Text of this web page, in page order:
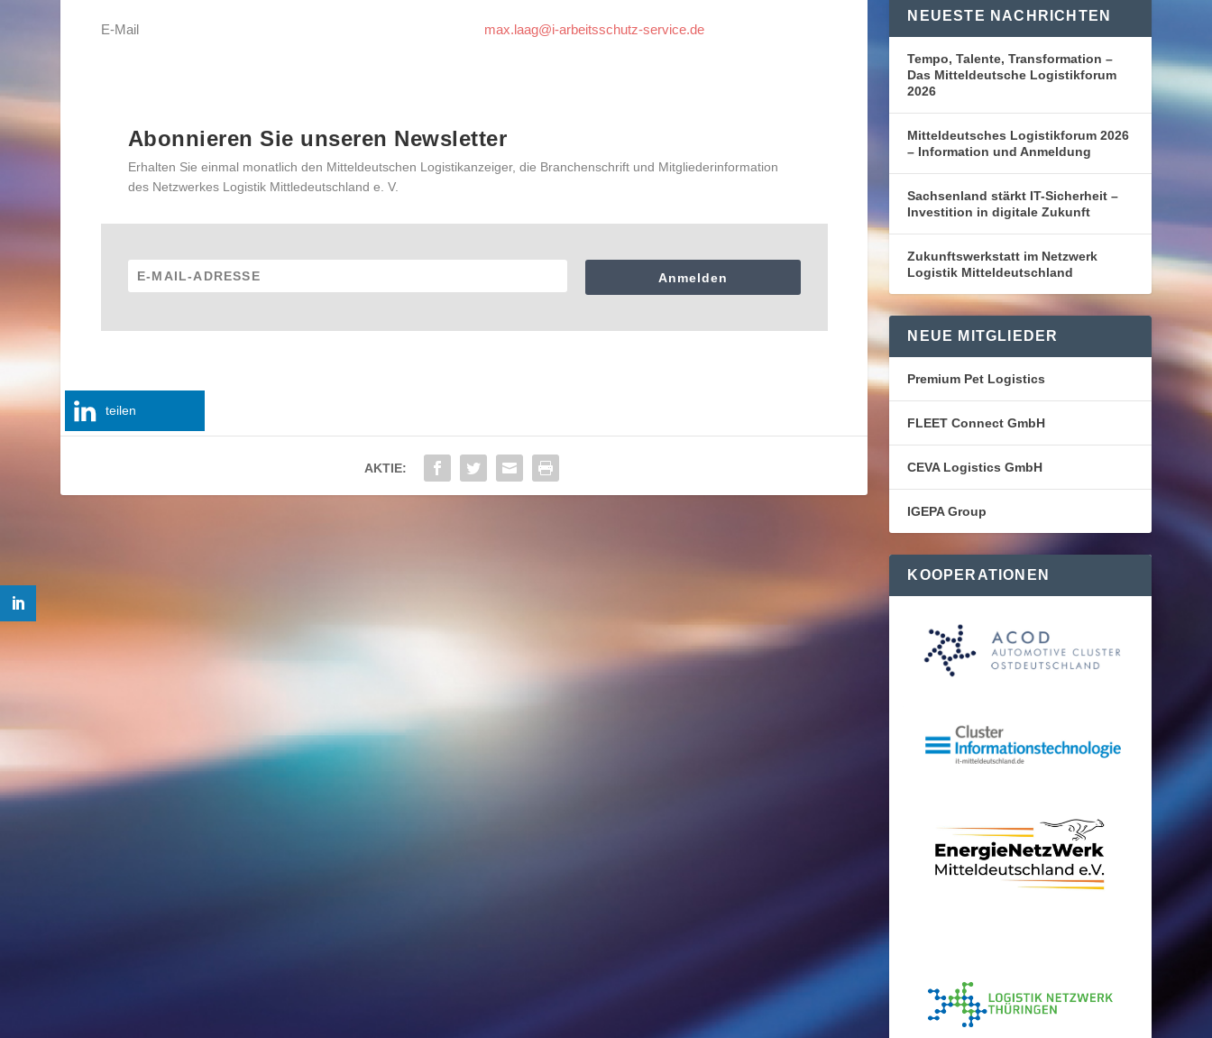
E-Mail max.laag@i-arbeitsschutz-service.de
Abonnieren Sie unseren Newsletter
Erhalten Sie einmal monatlich den Mitteldeutschen Logistikanzeiger, die Branchenschrift und Mitgliederinformation
des Netzwerkes Logistik Mittledeutschland e. V.
Anmelden
teilen
AKTIE:
NEUESTE NACHRICHTEN
Tempo, Talente, Transformation –
Das Mitteldeutsche Logistikforum
2026
Mitteldeutsches Logistikforum 2026
– Information und Anmeldung
Sachsenland stärkt IT-Sicherheit –
Investition in digitale Zukunft
Zukunftswerkstatt im Netzwerk
Logistik Mitteldeutschland
NEUE MITGLIEDER
Premium Pet Logistics
FLEET Connect GmbH
CEVA Logistics GmbH
IGEPA Group
KOOPERATIONEN